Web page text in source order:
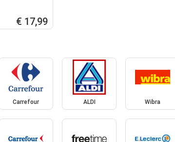
€ 17,99
Carrefour ALDI Wibra